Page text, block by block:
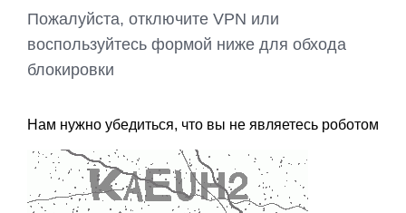
Пожалуйста, отключите VPN или
воспользуйтесь формой ниже для обхода
блокировки
Нам нужно убедиться, что вы не являетесь роботом